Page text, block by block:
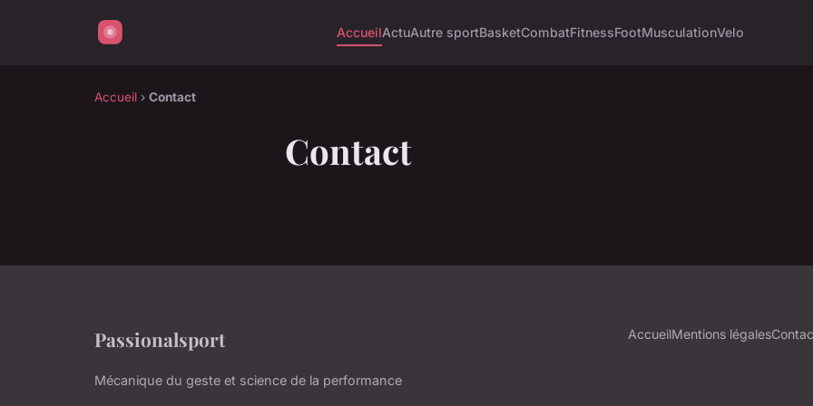
AccueilActuAutre sportBasketCombatFitnessFootMusculationVelo
Accueil › Contact
Contact
Passionalsport
Mécanique du geste et science de la performance
AccueilMentions légales